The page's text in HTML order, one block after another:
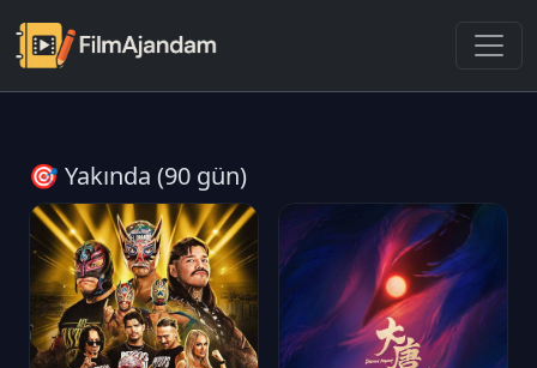
🎯 Yakında (90 gün)